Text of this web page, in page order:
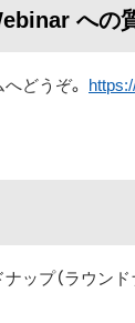
への
どうぞ。
ップ（ラウン